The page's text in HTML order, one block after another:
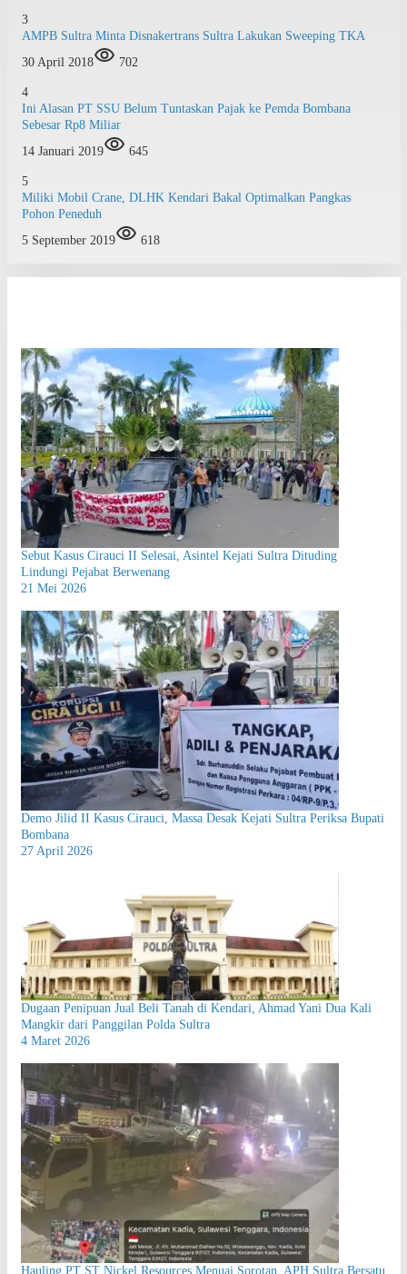
3
AMPB Sultra Minta Disnakertrans Sultra Lakukan Sweeping TKA
30 April 2018
702
4
Ini Alasan PT SSU Belum Tuntaskan Pajak ke Pemda Bombana
Sebesar Rp8 Miliar
14 Januari 2019
645
5
Miliki Mobil Crane, DLHK Kendari Bakal Optimalkan Pangkas
Pohon Peneduh
5 September 2019
618
Sebut Kasus Cirauci II Selesai, Asintel Kejati Sultra Dituding
Lindungi Pejabat Berwenang
21 Mei 2026
Demo Jilid II Kasus Cirauci, Massa Desak Kejati Sultra Periksa Bupati
Bombana
27 April 2026
Dugaan Penipuan Jual Beli Tanah di Kendari, Ahmad Yani Dua Kali
Mangkir dari Panggilan Polda Sultra
4 Maret 2026
Hauling PT ST Nickel Resources Menuai Sorotan, APH Sultra Bersatu